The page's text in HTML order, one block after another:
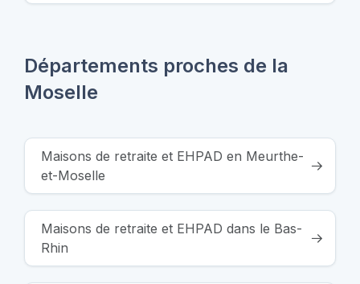
Départements proches de la
Moselle
Maisons de retraite et EHPAD en Meurthe-
et-Moselle
Maisons de retraite et EHPAD dans le Bas-
Rhin